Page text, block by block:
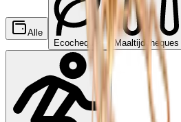
Alle
Ecocheques
Maaltijdcheques